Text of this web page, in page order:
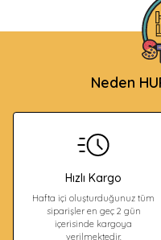
Neden
Hızlı Kargo
Hafta içi oluşturduğunuz tüm
siparişler en geç 2 gün
içerisinde kargoya
verilmektedir.